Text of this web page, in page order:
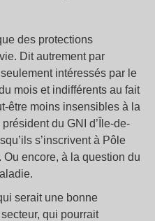
des protections
Dit autrement par
intéressés par le
mois et indifférents au fait
être moins insensibles à la
du GNI d’Île-de-
s’inscrivent à Pôle
encore, à la question du
serait une bonne
qui pourrait